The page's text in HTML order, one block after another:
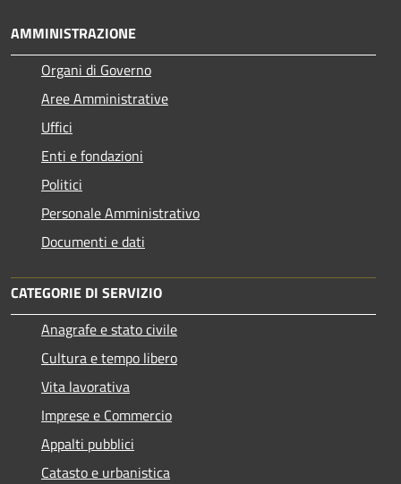
AMMINISTRAZIONE
Organi di Governo
Aree Amministrative
Uffici
Enti e fondazioni
Politici
Personale Amministrativo
Documenti e dati
CATEGORIE DI SERVIZIO
Anagrafe e stato civile
Cultura e tempo libero
Vita lavorativa
Imprese e Commercio
Appalti pubblici
Catasto e urbanistica